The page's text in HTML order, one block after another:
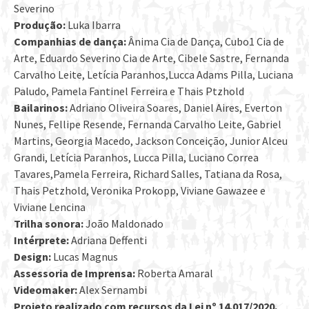
Severino
Produção: Luka Ibarra
Companhias de dança:Ânima Cia de Dança, Cubo1 Cia de
Arte, Eduardo Severino Cia de Arte, Cibele Sastre, Fernanda
Carvalho Leite, Letícia Paranhos,Lucca Adams Pilla, Luciana
Paludo, Pamela Fantinel Ferreira e Thais Ptzhold
Bailarinos:Adriano Oliveira Soares, Daniel Aires, Everton
Nunes, Fellipe Resende, Fernanda Carvalho Leite, Gabriel
Martins, Georgia Macedo, Jackson Conceição, Junior Alceu
Grandi, Letícia Paranhos, Lucca Pilla, Luciano Correa
Tavares,Pamela Ferreira, Richard Salles, Tatiana da Rosa,
Thais Petzhold, Veronika Prokopp, Viviane Gawazee e
Viviane Lencina
Trilha sonora:João Maldonado
Intérprete:Adriana Deffenti
Design: Lucas Magnus
Assessoria de Imprensa: Roberta Amaral
Videomaker:Alex Sernambi
Projeto realizado com recursos da Lei nº 14.017/2020,